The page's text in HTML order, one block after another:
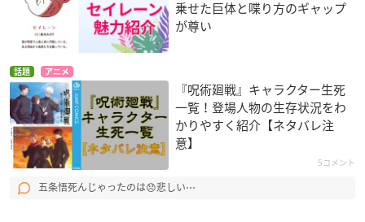
乗せた巨体と喋り方のギャップ
が尊い
話題 アニメ
『呪術廻戦』キャラクター生死
一覧！登場人物の生存状況をわ
かりやすく紹介【ネタバレ注
意】
5コメント
五条悟死んじゃったのは😞悲しい⋯